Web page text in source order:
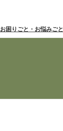
お困りごと・お悩みごと